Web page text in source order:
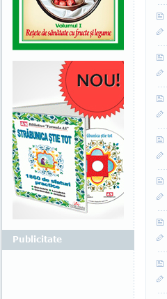
Publicitate